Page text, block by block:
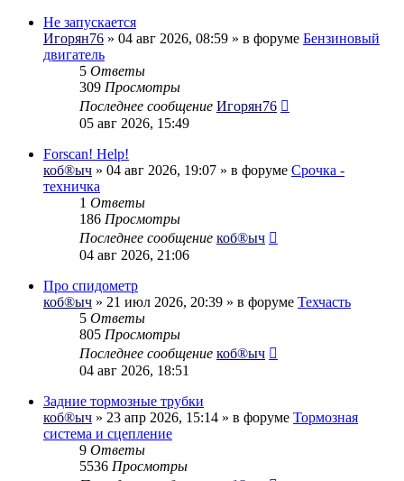
Не запускается
Игорян76 » 04 авг 2026, 08:59 » в форуме Бензиновый
двигатель
5 Ответы
309 Просмотры
Последнее сообщение Игорян76
05 авг 2026, 15:49
Forscan! Help!
коб®ыч » 04 авг 2026, 19:07 » в форуме Срочка -
техничка
1 Ответы
186 Просмотры
Последнее сообщение коб®ыч
04 авг 2026, 21:06
Про спидометр
коб®ыч » 21 июл 2026, 20:39 » в форуме Техчасть
5 Ответы
805 Просмотры
Последнее сообщение коб®ыч
04 авг 2026, 18:51
Задние тормозные трубки
коб®ыч » 23 апр 2026, 15:14 » в форуме Тормозная
система и сцепление
9 Ответы
5536 Просмотры